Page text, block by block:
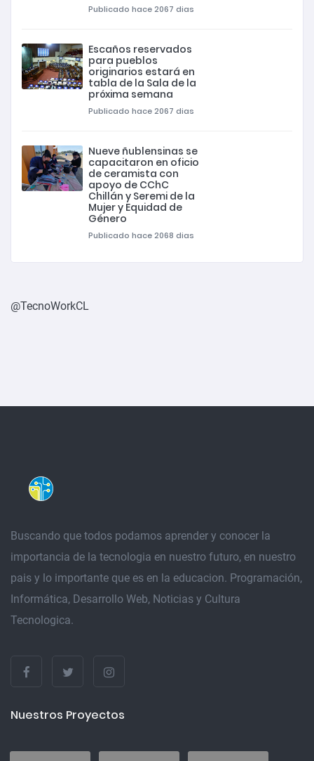
Publicado hace 2067 dias
Escaños reservados
para pueblos
originarios estará en
tabla de la Sala de la
próxima semana
Publicado hace 2067 dias
Nueve ñublensinas se
capacitaron en oficio
de ceramista con
apoyo de CChC
Chillán y Seremi de la
Mujer y Equidad de
Género
Publicado hace 2068 dias
@TecnoWorkCL
Buscando que todos podamos aprender y conocer la
importancia de la tecnologia en nuestro futuro, en nuestro
pais y lo importante que es en la educacion. Programación,
Informática, Desarrollo Web, Noticias y Cultura
Tecnologica.
Nuestros Proyectos